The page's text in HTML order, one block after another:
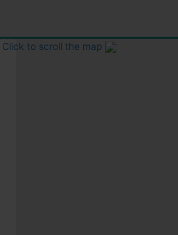
Click to scroll the map